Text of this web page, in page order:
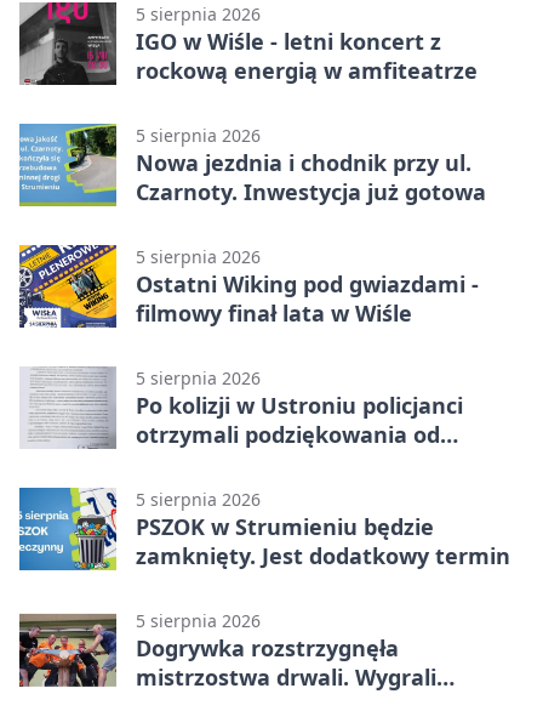
5 sierpnia 2026
IGO w Wiśle - letni koncert z
rockową energią w amfiteatrze
5 sierpnia 2026
Nowa jezdnia i chodnik przy ul.
Czarnoty. Inwestycja już gotowa
5 sierpnia 2026
Ostatni Wiking pod gwiazdami -
filmowy finał lata w Wiśle
5 sierpnia 2026
Po kolizji w Ustroniu policjanci
otrzymali podziękowania od
5 sierpnia 2026
PSZOK w Strumieniu będzie
zamknięty. Jest dodatkowy termin
5 sierpnia 2026
Dogrywka rozstrzygnęła
mistrzostwa drwali. Wygrali